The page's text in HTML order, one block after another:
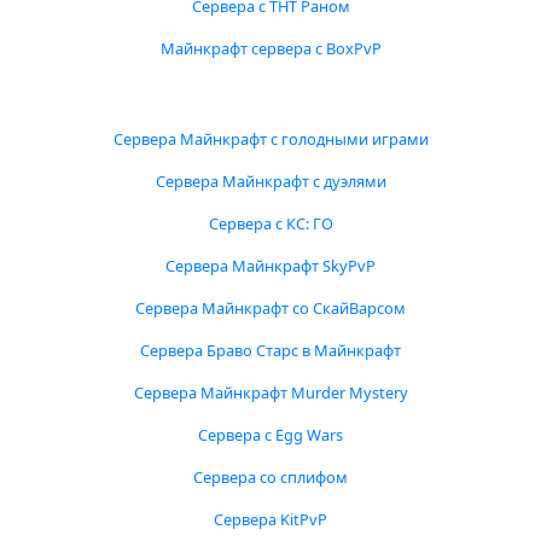
Сервера с ТНТ Раном
Майнкрафт сервера с BoxPvP
Сервера Майнкрафт с голодными играми
Сервера Майнкрафт с дуэлями
Сервера с КС: ГО
Сервера Майнкрафт SkyPvP
Сервера Майнкрафт со СкайВарсом
Сервера Браво Старс в Майнкрафт
Сервера Майнкрафт Murder Mystery
Сервера с Egg Wars
Сервера со сплифом
Сервера KitPvP